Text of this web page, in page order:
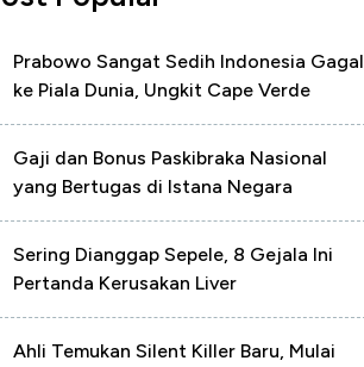
Prabowo Sangat Sedih Indonesia Gagal
ke Piala Dunia, Ungkit Cape Verde
Gaji dan Bonus Paskibraka Nasional
yang Bertugas di Istana Negara
Sering Dianggap Sepele, 8 Gejala Ini
Pertanda Kerusakan Liver
Ahli Temukan Silent Killer Baru, Mulai